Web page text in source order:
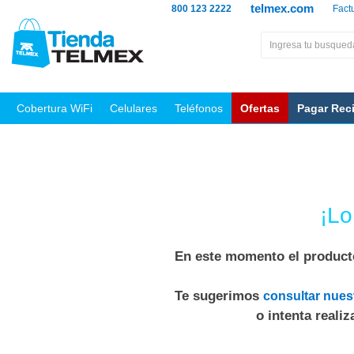
telmex.com
800 123 2222
Cobertura WiFi Celulares Teléfonos Ofertas Pagar
En este momento el
Te sugerimos consultar
o intenta